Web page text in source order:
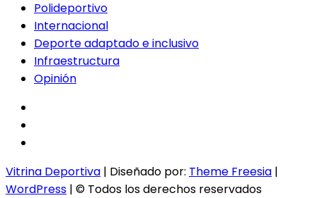
Polideportivo
Internacional
Deporte adaptado e inclusivo
Infraestructura
Opinión
Vitrina Deportiva | Diseñado por: Theme Freesia |
WordPress | © Todos los derechos reservados